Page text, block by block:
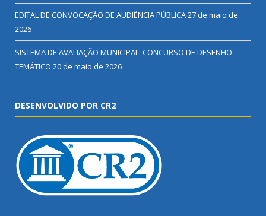
EDITAL DE CONVOCAÇÃO DE AUDIÊNCIA PÚBLICA27 de maio de
2026
SISTEMA DE AVALIAÇÃO MUNICIPAL: CONCURSO DE DESENHO
TEMÁTICO 20 de maio de 2026
DESENVOLVIDO POR CR2